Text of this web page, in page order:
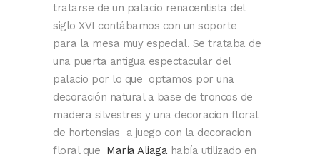
tratarse de un palacio renacentista del
siglo XVI contábamos con un soporte
para la mesa muy especial. Se trataba de
una puerta antigua espectacular del
palacio por lo que optamos por una
decoración natural a base de troncos de
madera silvestres y una decoracion floral
de hortensias a juego con la decoracion
floral que María Aliaga había utilizado en